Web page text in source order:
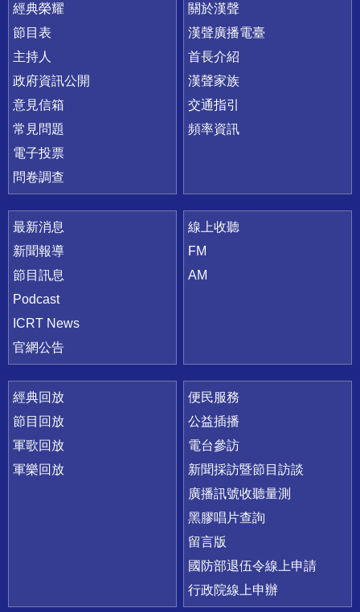
快速連結
經典榮耀
節目表
主持人
政府資訊公開
意見信箱
常見問題
電子投票
問卷調查
關於漢聲
漢聲廣播電臺
首長介紹
漢聲家族
交通指引
頻率資訊
最新消息
新聞報導
節目訊息
Podcast
ICRT News
官網公告
線上收聽
FM
AM
經典回放
節目回放
軍歌回放
軍樂回放
便民服務
公益插播
電台參訪
新聞採訪暨節目訪談
廣播訊號收聽量測
黑膠唱片查詢
留言版
國防部退伍令線上申請
行政院線上申辦